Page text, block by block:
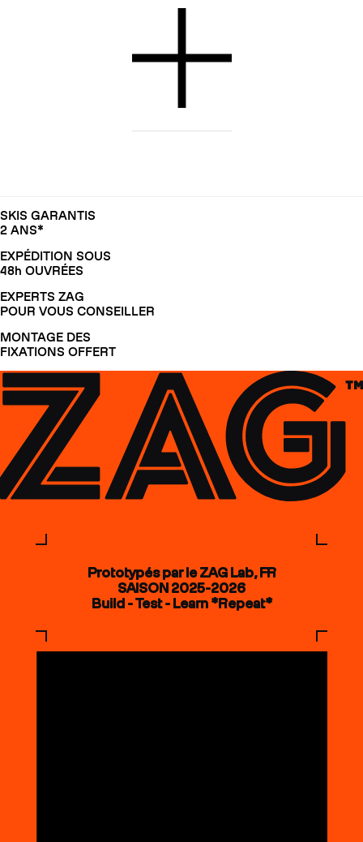
SKIS GARANTIS
2 ANS*
EXPÉDITION SOUS
48h OUVRÉES
EXPERTS ZAG
POUR VOUS CONSEILLER
MONTAGE DES
FIXATIONS OFFERT
Prototypés par le ZAG Lab, FR
SAISON 2025-2026
Build - Test - Learn *Repeat*